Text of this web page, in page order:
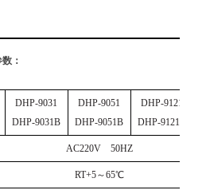
：
DHP-9031
DHP-9031B
DHP-9051
DHP-9051B
DHP-9121
DHP-9121B
AC220V 50HZ
RT+5～65℃